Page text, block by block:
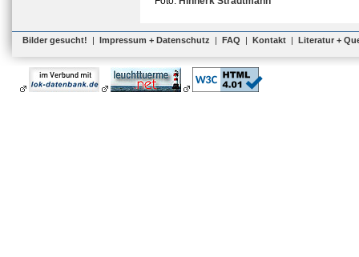
Bilder gesucht! | Impressum + Datenschutz | FAQ | Kontakt | Literatur +